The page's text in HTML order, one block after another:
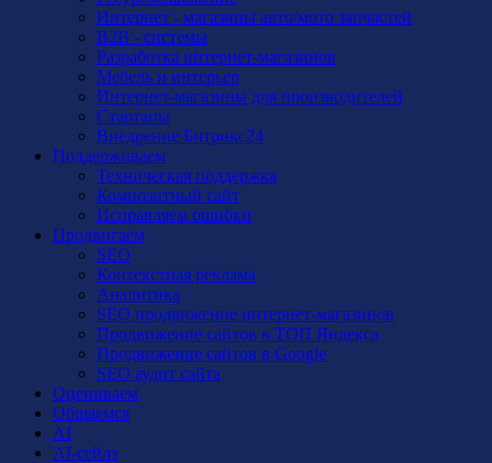
Интернет - магазины авто/мото запчастей
B2B - системы
Разработка интернет-магазинов
Мебель и интерьер
Интернет-магазины для производителей
Стартапы
Внедрение Битрикс24
Поддерживаем
Техническая поддержка
Композитный сайт
Исправляем ошибки
Продвигаем
SEO
Контекстная реклама
Аналитика
SEO продвижение интернет-магазинов
Продвижение сайтов в ТОП Яндекса
Продвижение сайтов в Google
SEO аудит сайта
Оцениваем
Общаемся
AI
AI-сейлз